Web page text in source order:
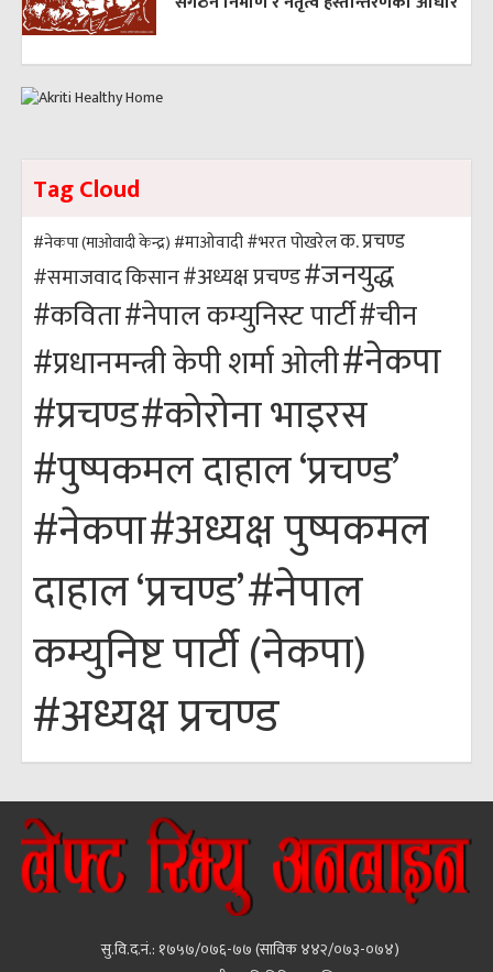
Tag Cloud
#नेकपा (माओवादी केन्द्र) #माओवादी#भरत पोखरेलक. प्रचण्ड
#समाजवादकिसान#अध्यक्ष प्रचण्ड#जनयुद्ध
#कविता#नेपाल कम्युनिस्ट पार्टी#चीन
#प्रधानमन्त्री केपी शर्मा ओली#नेकपा
#प्रचण्ड#कोरोना भाइरस
#पुष्पकमल दाहाल ‘प्रचण्ड’
#नेकपा#अध्यक्ष पुष्पकमल
दाहाल ‘प्रचण्ड’#नेपाल
कम्युनिष्ट पार्टी (नेकपा)
#अध्यक्ष प्रचण्ड
सु.वि.द.नं.: १७५७/०७६-७७ (साविक ४४२/०७३-०७४)